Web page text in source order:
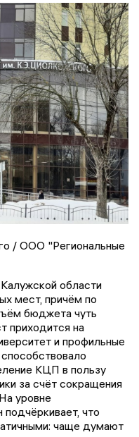
/ ООО "Региональные
области
мест, причём по
бюджета чуть
приходится на
и профильные
КЦП в пользу
за счёт сокращения
уровне
что
чаще думают